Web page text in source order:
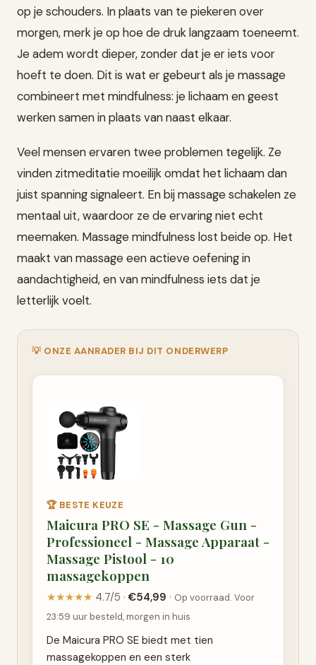
op je schouders. In plaats van te piekeren over
morgen, merk je op hoe de druk langzaam toeneemt.
Je adem wordt dieper, zonder dat je er iets voor
hoeft te doen. Dit is wat er gebeurt als je massage
combineert met mindfulness: je lichaam en geest
werken samen in plaats van naast elkaar.
Veel mensen ervaren twee problemen tegelijk. Ze
vinden zitmeditatie moeilijk omdat het lichaam dan
juist spanning signaleert. En bij massage schakelen ze
mentaal uit, waardoor ze de ervaring niet echt
meemaken. Massage mindfulness lost beide op. Het
maakt van massage een actieve oefening in
aandachtigheid, en van mindfulness iets dat je
letterlijk voelt.
💡 ONZE AANRADER BIJ DIT ONDERWERP
🏆 BESTE KEUZE
Maicura PRO SE - Massage Gun -
Professioneel - Massage Apparaat -
Massage Pistool - 10
massagekoppen
★★★★★ 4.7/5 ·€54,99 · Op voorraad. Voor
23:59 uur besteld, morgen in huis
De Maicura PRO SE biedt met tien
massagekoppen en een sterk